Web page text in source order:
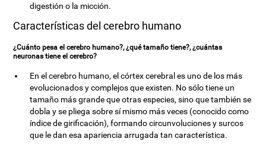
digestión o la micción.
Características del cerebro humano
¿Cuánto pesa el cerebro humano?, ¿qué tamaño tiene?, ¿cuántas
neuronas tiene el cerebro?
En el cerebro humano, el córtex cerebral es uno de los más
evolucionados y complejos que existen. No sólo tiene un
tamaño más grande que otras especies, sino que también se
dobla y se pliega sobre sí mismo más veces (conocido como
índice de girificación), formando circunvoluciones y surcos
que le dan esa apariencia arrugada tan característica.